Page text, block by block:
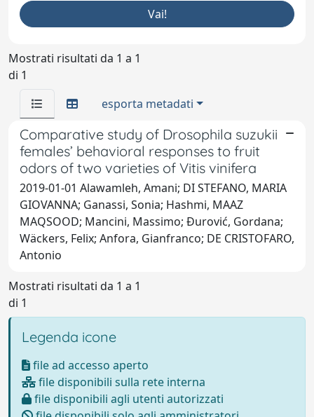
Mostrati risultati da 1 a 1
di 1
esporta metadati
Comparative study of Drosophila suzukii
females’ behavioral responses to fruit
odors of two varieties of Vitis vinifera
2019-01-01 Alawamleh, Amani; DI STEFANO, MARIA
GIOVANNA; Ganassi, Sonia; Hashmi, MAAZ
MAQSOOD; Mancini, Massimo; Ðurović, Gordana;
Wäckers, Felix; Anfora, Gianfranco; DE CRISTOFARO,
Antonio
Mostrati risultati da 1 a 1
di 1
Legenda icone
file ad accesso aperto
file disponibili sulla rete interna
file disponibili agli utenti autorizzati